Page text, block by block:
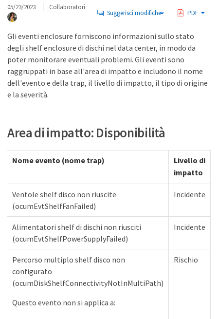
05/23/2023 Collaboratori
Suggerisci modifiche PDF
Gli eventi enclosure forniscono informazioni sullo stato
degli shelf enclosure di dischi nel data center, in modo da
poter monitorare eventuali problemi. Gli eventi sono
raggruppati in base all'area di impatto e includono il nome
dell'evento e della trap, il livello di impatto, il tipo di origine
e la severità.
Area di impatto: Disponibilità
Nome evento (nome trap)
Livello di
impatto
Ventole shelf disco non riuscite
(ocumEvtShelfFanFailed)
Incidente
Alimentatori shelf di dischi non riusciti
(ocumEvtShelfPowerSupplyFailed)
Incidente
Percorso multiplo shelf disco non
configurato
(ocumDiskShelfConnectivityNotInMultiPath)
Questo evento non si applica a:
Rischio